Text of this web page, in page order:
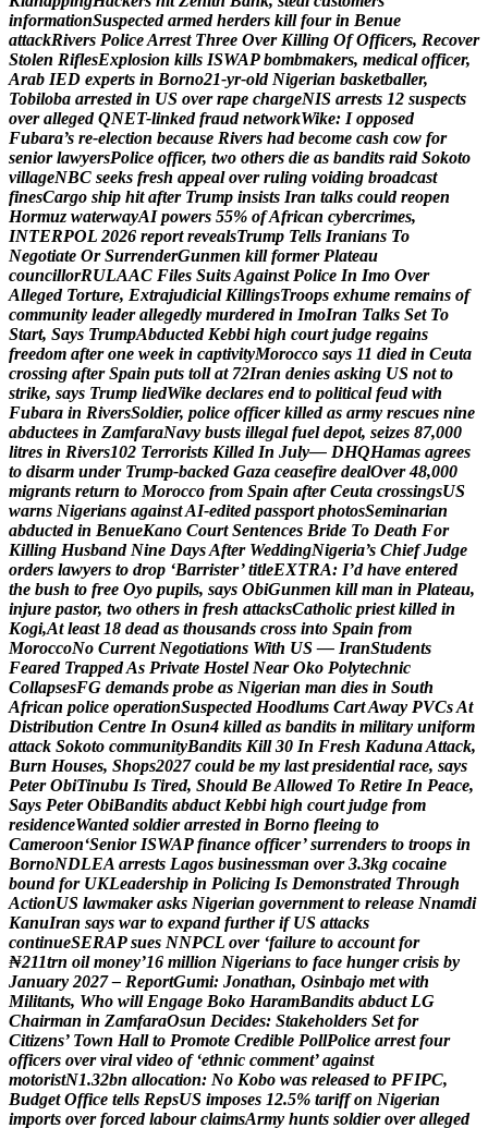
informationSuspected armed herders kill four in Benue
attackRivers PoliceArrest Three Over Killing Of Officers, Recover
Stolen RiflesExplosion kills ISWAP bombmakers, medical officer,
Arab IED experts in Borno21-yr-old Nigerian basketballer,
Tobiloba arrested in US over rape chargeNIS arrests 12 suspects
over alleged QNET-linked fraud networkWike: I opposed
Fubara’s re-election because Rivers had become cash cow for
senior lawyersPolice officer, two others die as bandits raid Sokoto
villageNBC seeks fresh appeal over ruling voiding broadcast
finesCargo ship hit after Trump insists Iran talks could reopen
Hormuz waterwayAI powers 55% ofAfrican cybercrimes,
INTERPOL 2026 report revealsTrump Tells Iranians To
Negotiate Or SurrenderGunmen kill former Plateau
councillorRULAAC Files SuitsAgainst Police In Imo Over
Alleged Torture, Extrajudicial KillingsTroops exhume remains of
community leader allegedly murdered in ImoIran Talks Set To
Start, Says TrumpAbducted Kebbi high court judge regains
freedom after one week in captivityMorocco says 11 died in Ceuta
crossing after Spain puts toll at 72Iran denies asking US not to
strike, says Trump liedWike declares end to political feud with
Fubara in RiversSoldier, police officer killed as army rescues nine
abductees in ZamfaraNavy busts illegal fuel depot, seizes 87,000
litres in Rivers102 Terrorists Killed In July— DHQHamas agrees
to disarm under Trump-backed Gaza ceasefire dealOver 48,000
migrants return to Morocco from Spain after Ceuta crossingsUS
warns Nigerians againstAI-edited passport photosSeminarian
abducted in BenueKano Court Sentences Bride To Death For
Killing Husband Nine DaysAfter WeddingNigeria’s Chief Judge
orders lawyers to drop ‘Barrister’ titleEXTRA: I’d have entered
the bush to free Oyo pupils, says ObiGunmen kill man in Plateau,
injure pastor, two others in fresh attacksCatholic priest killed in
Kogi,At least 18 dead as thousands cross into Spain from
MoroccoNo Current Negotiations With US — IranStudents
Feared TrappedAs Private Hostel Near Oko Polytechnic
CollapsesFG demands probe as Nigerian man dies in South
African police operationSuspected Hoodlums CartAway PVCsAt
Distribution Centre In Osun4 killed as bandits in military uniform
attack Sokoto communityBandits Kill 30 In Fresh KadunaAttack,
Burn Houses, Shops2027 could be my last presidential race, says
Peter ObiTinubu Is Tired, Should BeAllowed To Retire In Peace,
Says Peter ObiBandits abduct Kebbi high court judge from
residenceWanted soldier arrested in Borno fleeing to
Cameroon‘Senior ISWAP finance officer’ surrenders to troops in
BornoNDLEA arrests Lagos businessman over 3.3kg cocaine
bound for UKLeadership in Policing Is Demonstrated Through
ActionUS lawmaker asks Nigerian government to release Nnamdi
KanuIran says war to expand further if US attacks
continueSERAP sues NNPCL over ‘failure to account for
₦211trn oil money’16 million Nigerians to face hunger crisis by
January 2027 – ReportGumi: Jonathan, Osinbajo met with
Militants, Who will Engage Boko HaramBandits abduct LG
Chairman in ZamfaraOsun Decides: Stakeholders Set for
Citizens’ Town Hall to Promote Credible PollPolice arrest four
officers over viral video of ‘ethnic comment’ against
motoristN1.32bn allocation: No Kobo was released to PFIPC,
Budget Office tells RepsUS imposes 12.5% tariff on Nigerian
imports over forced labour claimsArmy hunts soldier over alleged